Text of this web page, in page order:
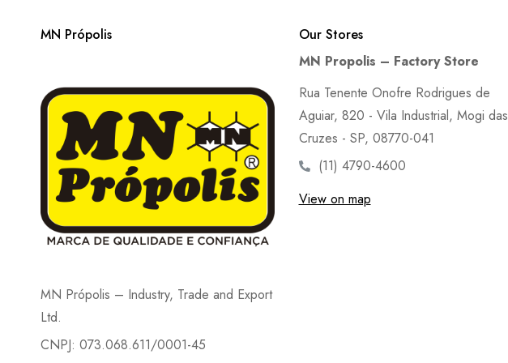
MN Própolis
MN Própolis – Industry, Trade and Export
Ltd.
CNPJ: 073.068.611/0001-45
Our Stores
MN Propolis – Factory Store
Rua Tenente Onofre Rodrigues de
Aguiar, 820 - Vila Industrial, Mogi das
Cruzes - SP, 08770-041
(11) 4790-4600
View on map